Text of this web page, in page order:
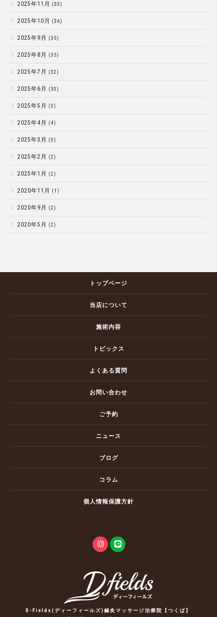
2025年11月 (33)
2025年10月 (36)
2025年9月 (35)
2025年8月 (35)
2025年7月 (32)
2025年6月 (30)
2025年5月 (3)
2025年4月 (4)
2025年3月 (3)
2025年2月 (2)
2025年1月 (2)
2020年11月 (1)
2020年9月 (2)
2020年5月 (2)
トップページ
当店について
施術内容
トピックス
よくある質問
お問い合わせ
ご予約
ニュース
ブログ
コラム
個人情報保護方針
D-Fields(ディーフィールズ)鍼灸マッサージ治療院【つくば】